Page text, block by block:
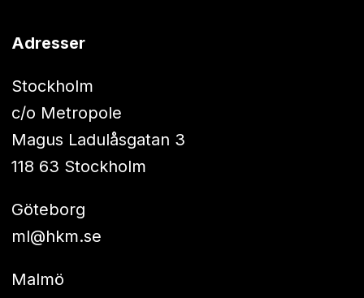
Adresser
Stockholm
c/o Metropole
Magus Ladulåsgatan 3
118 63 Stockholm
Göteborg
ml@hkm.se
Malmö